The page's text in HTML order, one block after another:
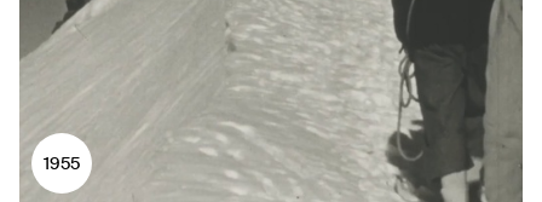
1955